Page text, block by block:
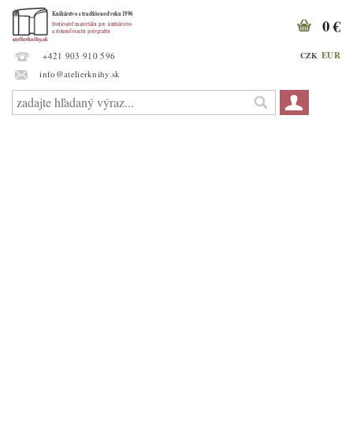
+421 903 910 596
info@atelierknihy.sk
CZK EUR
0 €